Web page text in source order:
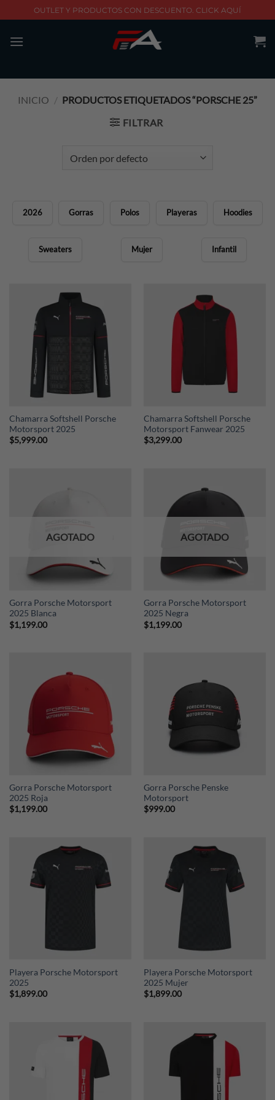
to
content
OUTLET Y PRODUCTOS CON DESCUENTO. CLICK AQUÍ
INICIO / PRODUCTOS ETIQUETADOS “PORSCHE 25”
FILTRAR
2026 Gorras Polos Playeras Hoodies
Sweaters Mujer Infantil
Chamarra Softshell Porsche
Motorsport 2025
$5,999.00
Chamarra Softshell Porsche
Motorsport Fanwear 2025
$3,299.00
AGOTADO
Gorra Porsche Motorsport
2025 Blanca
$1,199.00
AGOTADO
Gorra Porsche Motorsport
2025 Negra
$1,199.00
Gorra Porsche Motorsport
2025 Roja
$1,199.00
Gorra Porsche Penske
Motorsport
$999.00
Playera Porsche Motorsport
2025
$1,899.00
Playera Porsche Motorsport
2025 Mujer
$1,899.00